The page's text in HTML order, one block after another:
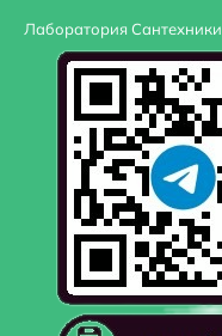
Лаборатория Сантехники